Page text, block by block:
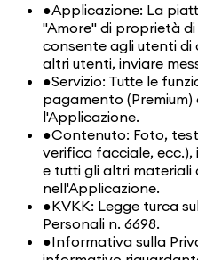
●Applicazione: La
"Amore" di proprietà
consente agli utenti
altri utenti, inviare
●Servizio: Tutte le
pagamento
l'Applicazione.
●Contenuto: Foto,
verifica facciale, ecc.),
e tutti gli altri
nell'Applicazione.
●KVKK: Legge turca
Personali n. 6698.
●Informativa sulla